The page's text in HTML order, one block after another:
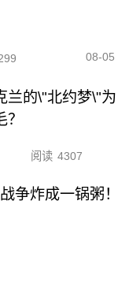
08-05
兰的\"北约梦\"为
阅读 4307
争炸成一锅粥！